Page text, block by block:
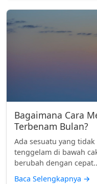
Bagaimana Cara
Terbenam Bulan?
Ada sesuatu yang
tenggelam di bawah
berubah dengan
Baca Selengkapnya →